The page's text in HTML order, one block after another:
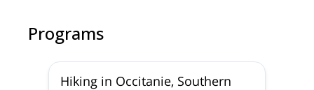
Programs
Hiking in Occitanie, Southern